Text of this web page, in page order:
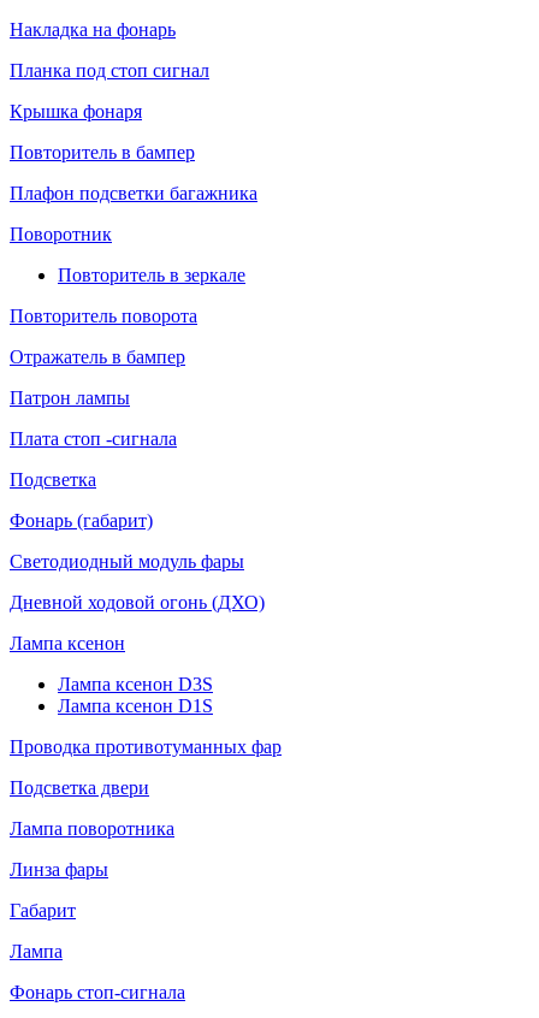
Накладка на фонарь
Планка под стоп сигнал
Крышка фонаря
Повторитель в бампер
Плафон подсветки багажника
Поворотник
Повторитель в зеркале
Повторитель поворота
Отражатель в бампер
Патрон лампы
Плата стоп -сигнала
Подсветка
Фонарь (габарит)
Светодиодный модуль фары
Дневной ходовой огонь (ДХО)
Лампа ксенон
Лампа ксенон D3S
Лампа ксенон D1S
Проводка противотуманных фар
Подсветка двери
Лампа поворотника
Линза фары
Габарит
Лампа
Фонарь стоп-сигнала